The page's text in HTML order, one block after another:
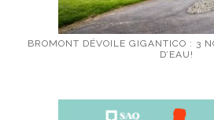
BROMONT DÉVOILE GIGANTICO : 3
D’EAU!